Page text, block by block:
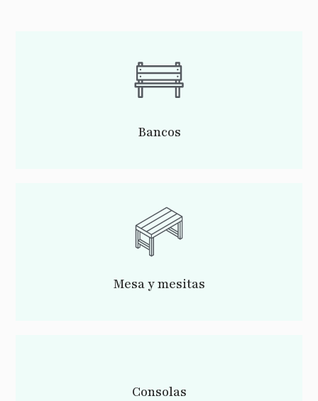
Bancos
Mesa y mesitas
Consolas